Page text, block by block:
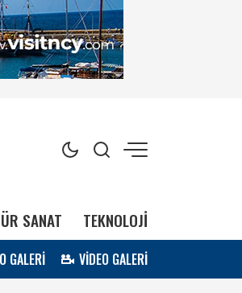
SANAT TEKNOLOJİ
GALERİ VİDEO GALERİ